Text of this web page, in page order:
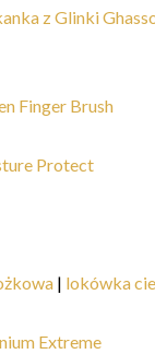
z Glinki
Finger Brush
Protect
| lokówka
Extreme